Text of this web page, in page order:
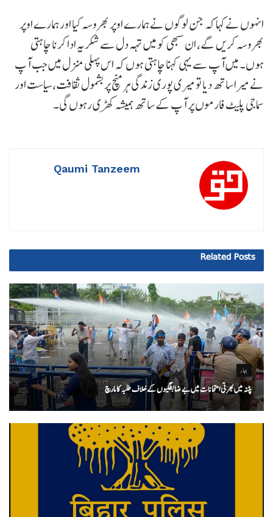
انہوں نے کہا کہ جن لوگوں نے ہمارے اوپر بھروسہ کیا اور ہمارے اوپر
بھروسہ کریں گے، ان سبھی کو میں تہہ دل سے شکریہ ادا کرنا چاہتی
ہوں۔ میں آپ سے یہی کہنا چاہتی ہوں کہ اس پہلی منزل میں جب آپ
نے میرا ساتھ دیا تو میری پوری زندگی ہرمنچ پر بشمول ثقافت،سیاست اور
سماجی پلیٹ فارموں پر آپ کے ساتھ ہمیشہ کھڑی رہوں گی۔
Qaumi Tanzeem
Related Posts
بہار
پٹنہ میں بھرتی امتحانات میں بے ضابطگیوں کے خلاف طلبہ کا مارچ